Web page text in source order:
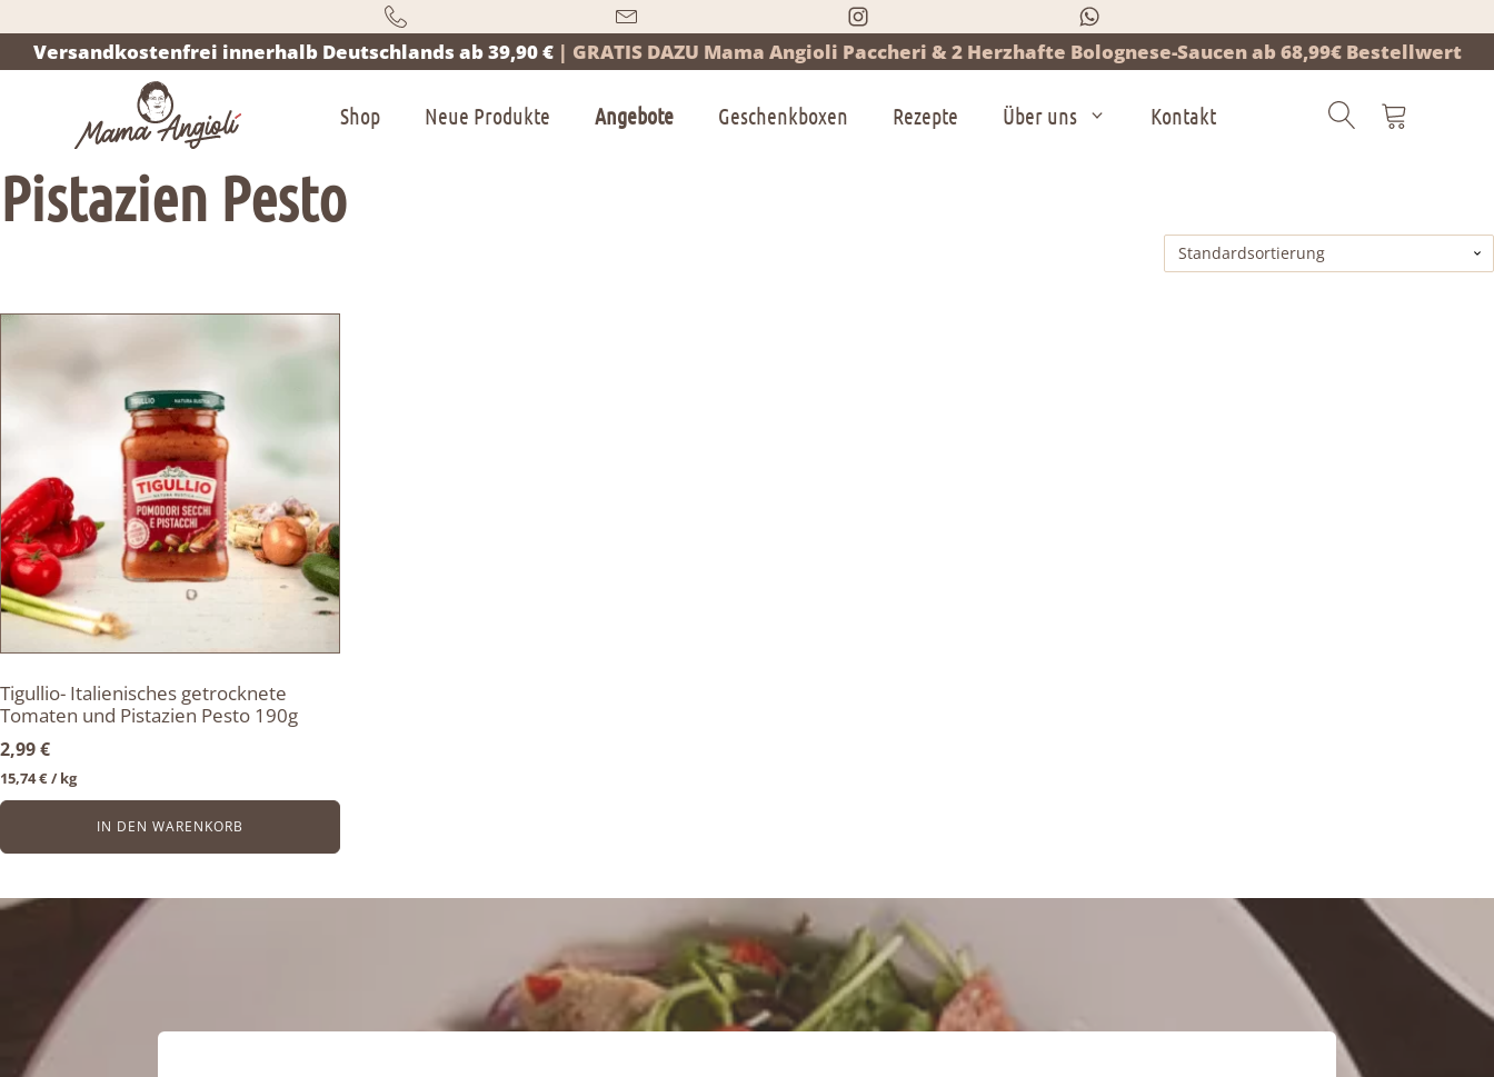
Versandkostenfrei innerhalb Deutschlands ab 39,90 € | GRATIS DAZU Mama Angioli Paccheri & 2 Herzhafte Bolognese-Saucen ab 68,99€ Bestellwert
Shop Neue Produkte Angebote Geschenkboxen Rezepte Über uns Kontakt
Pistazien Pesto
Tigullio- Italienisches getrocknete
Tomaten und Pistazien Pesto 190g
2,99€
15,74€ / kg
IN DEN WARENKORB